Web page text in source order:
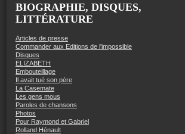
BIOGRAPHIE, DISQUES,
LITTÉRATURE
Articles de presse
Commander aux Editions de l'impossible
Disques
ELIZABETH
Embouteillage
Il avait tué son père
La Casemate
Les gens mous
Paroles de chansons
Photos
Pour Raymond et Gabriel
Rolland Hénault